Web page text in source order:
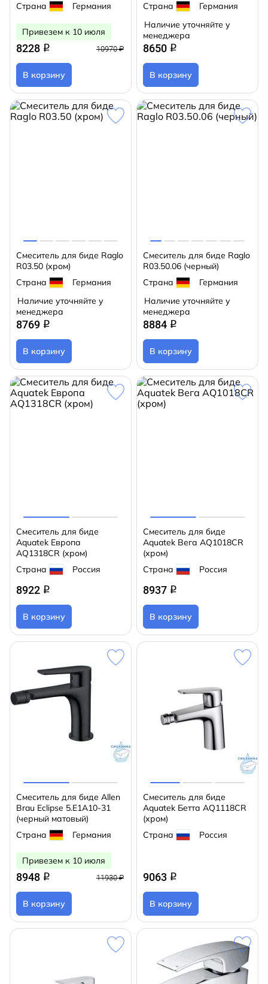
Страна
Германия
Привезем к 10 июля
8228 q 10970 ₽
В корзину
Страна
Германия
Наличие уточняйте у
менеджера
8650 q
В корзину
Смеситель для биде Raglo
R03.50 (хром)
Страна
Германия
Наличие уточняйте у
менеджера
8769 q
В корзину
Смеситель для биде Raglo
R03.50.06 (черный)
Страна
Германия
Наличие уточняйте у
менеджера
8884 q
В корзину
Смеситель для биде
Aquatek Европа
AQ1318CR (хром)
Страна
Россия
8922 q
В корзину
Смеситель для биде
Aquatek Вега AQ1018CR
(хром)
Страна
Россия
8937 q
В корзину
Смеситель для биде Allen
Brau Eclipse 5.E1A10-31
(черный матовый)
Страна
Германия
Привезем к 10 июля
8948 q 11930 ₽
В корзину
Смеситель для биде
Aquatek Бетта AQ1118CR
(хром)
Страна
Россия
9063 q
В корзину